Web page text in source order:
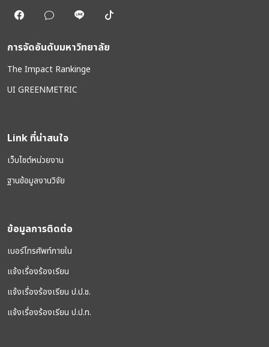
การจัดอันดับมหาวิทยาลัย
The Impact Rankinge
UI GREENMETRIC
Link ที่น่าสนใจ
เว็บไซต์หน่วยงาน
ฐานข้อมูลงานวิจัย
ข้อมูลการติดต่อ
เบอร์โทรศัพท์ภายใน
แจ้งเรื่องร้องเรียน
แจ้งเรื่องร้องเรียน ป.ป.ช.
แจ้งเรื่องร้องเรียน ป.ป.ท.